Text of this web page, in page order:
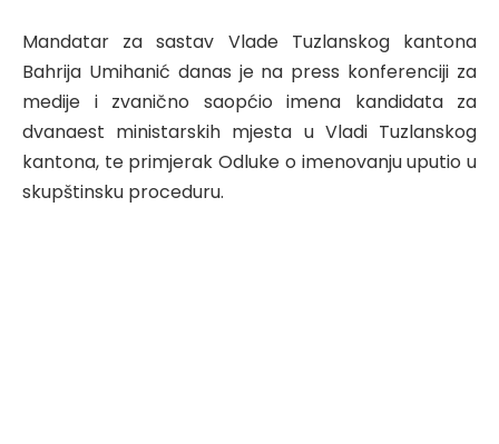
Mandatar za sastav Vlade Tuzlanskog kantona
Bahrija Umihanić danas je na press konferenciji za
medije i zvanično saopćio imena kandidata za
dvanaest ministarskih mjesta u Vladi Tuzlanskog
kantona, te primjerak Odluke o imenovanju uputio u
skupštinsku proceduru.